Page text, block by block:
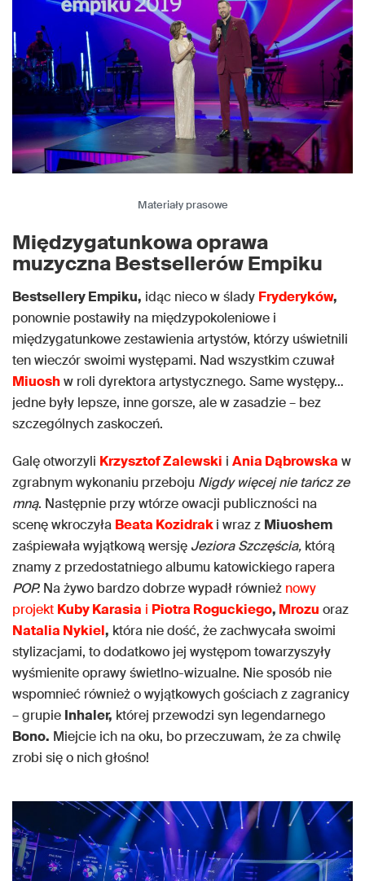
Materiały prasowe
Międzygatunkowa oprawa
muzyczna Bestsellerów Empiku
Bestsellery Empiku, idąc nieco w ślady Fryderyków,
ponownie postawiły na międzypokoleniowe i
międzygatunkowe zestawienia artystów, którzy uświetnili
ten wieczór swoimi występami. Nad wszystkim czuwał
Miuoshw roli dyrektora artystycznego. Same występy…
jedne były lepsze, inne gorsze, ale w zasadzie – bez
szczególnych zaskoczeń.
Galę otworzyli Krzysztof Zalewski i Ania Dąbrowska w
zgrabnym wykonaniu przeboju Nigdy więcej nie tańcz ze
mną. Następnie przy wtórze owacji publiczności na
scenę wkroczyła Beata Kozidraki wraz z Miuoshem
zaśpiewała wyjątkową wersję Jeziora Szczęścia, którą
znamy z przedostatniego albumu katowickiego rapera
POP. Na żywo bardzo dobrze wypadł również nowy
projekt Kuby Karasia i Piotra Roguckiego, Mrozu oraz
Natalia Nykiel, która nie dość, że zachwycała swoimi
stylizacjami, to dodatkowo jej występom towarzyszyły
wyśmienite oprawy świetlno-wizualne. Nie sposób nie
wspomnieć również o wyjątkowych gościach z zagranicy
– grupie Inhaler, której przewodzi syn legendarnego
Bono. Miejcie ich na oku, bo przeczuwam, że za chwilę
zrobi się o nich głośno!